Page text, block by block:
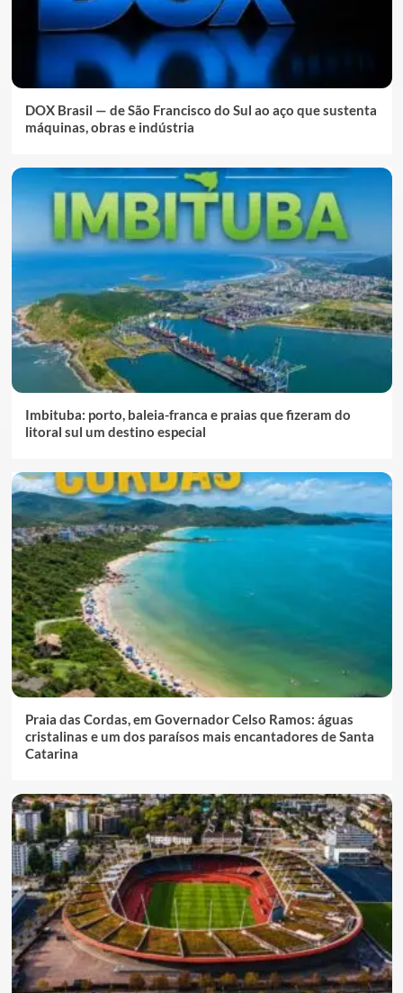
DOX Brasil — de São Francisco do Sul ao aço que sustenta
máquinas, obras e indústria
Imbituba: porto, baleia-franca e praias que fizeram do
litoral sul um destino especial
Praia das Cordas, em Governador Celso Ramos: águas
cristalinas e um dos paraísos mais encantadores de Santa
Catarina